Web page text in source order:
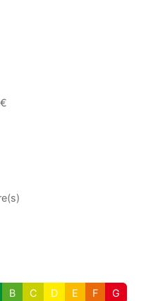
B C D E F G